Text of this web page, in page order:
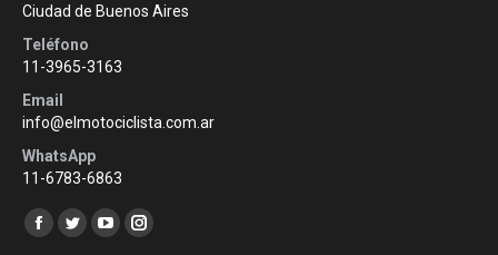
Ciudad de Buenos Aires
Teléfono
11-3965-3163
Email
info@elmotociclista.com.ar
WhatsApp
11-6783-6863
Encuéntranos en:
Facebook
TwitterYouTubeInstagram